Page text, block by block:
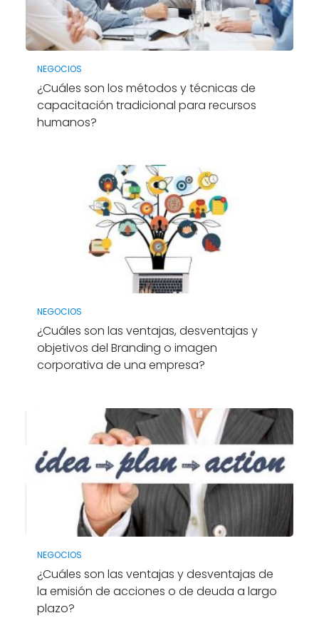
NEGOCIOS
¿Cuáles son los métodos y técnicas de
capacitación tradicional para recursos
humanos?
NEGOCIOS
¿Cuáles son las ventajas, desventajas y
objetivos del Branding o imagen
corporativa de una empresa?
NEGOCIOS
¿Cuáles son las ventajas y desventajas de
la emisión de acciones o de deuda a largo
plazo?